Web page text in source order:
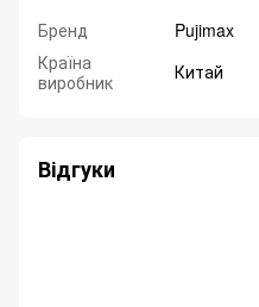
Бренд
Pujimax
Країна
виробник
Китай
Відгуки